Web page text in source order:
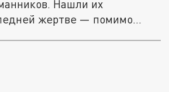
Нашли их
жертве — помимо...